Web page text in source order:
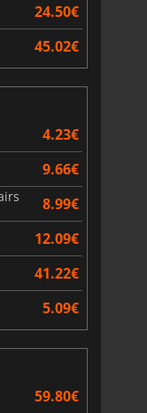
24.50€
45.02€
4.23€
9.66€
8.99€
12.09€
41.22€
5.09€
59.80€